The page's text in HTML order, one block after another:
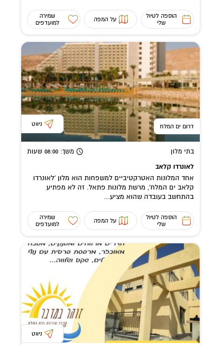
הוספה לטיול
שלי
על המפה
שמירה
למועדפים
דרום ים המלח ניווט
בתי מלון משך: 08:00 שעות
לאונרדו קלאב
אחד המלונות האטרקטיביים למשפחות הוא מלון 'לאונרדו
קלאב ים המלח', מרשת מלונות פתאל. זה לא מפתיע
בהתחשב בעובדה שהוא מציע...
הוספה לטיול
שלי
על המפה
שמירה
למועדפים
ניווט